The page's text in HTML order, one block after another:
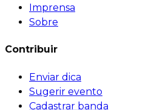
Imprensa
Sobre
Contribuir
Enviar dica
Sugerir evento
Cadastrar banda